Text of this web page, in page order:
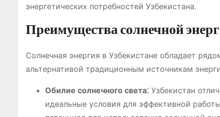
энергетических потребностей Узбекистана.
Преимущества солнечной
Солнечная энергия в Узбекистане обладает
альтернативой традиционным источникам
Обилие солнечного света⁚ Узбекистан
идеальные условия для эффективной